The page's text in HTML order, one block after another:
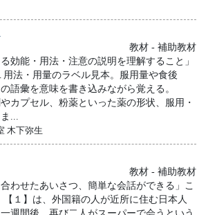
教材 - 補助教材
能・用法・注意の説明を理解すること」
法・用量のラベル見本。服用量や食後
語彙を意味を書き込みながら覚える。
カプセル、粉薬といった薬の形状、服用・
...
木下弥生
教材 - 補助教材
せたあいさつ、簡単な会話ができる」こ
１】は、外国籍の人が近所に住む日本人